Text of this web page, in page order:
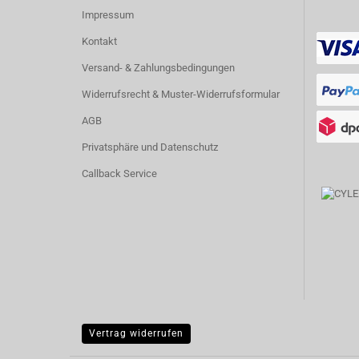
Impressum
Kontakt
Versand- & Zahlungsbedingungen
Widerrufsrecht & Muster-Widerrufsformular
AGB
Privatsphäre und Datenschutz
Callback Service
Vertrag widerrufen